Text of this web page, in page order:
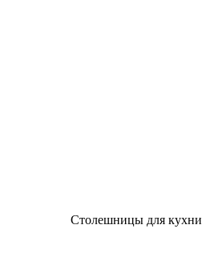
Столешницы для кухни